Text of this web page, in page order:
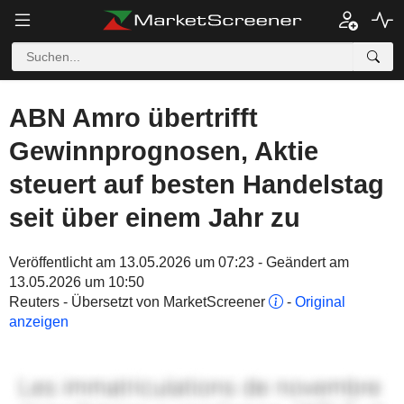
ABN Amro übertrifft
Gewinnprognosen, Aktie
steuert auf besten Handelstag
seit über einem Jahr zu
Veröffentlicht am 13.05.2026 um 07:23 - Geändert am
13.05.2026 um 10:50
Reuters - Übersetzt von MarketScreener
- Original
anzeigen